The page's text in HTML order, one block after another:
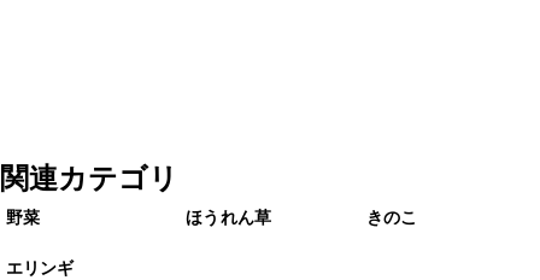
関連カテゴリ
野菜 ほうれん草 きのこ
エリンギ